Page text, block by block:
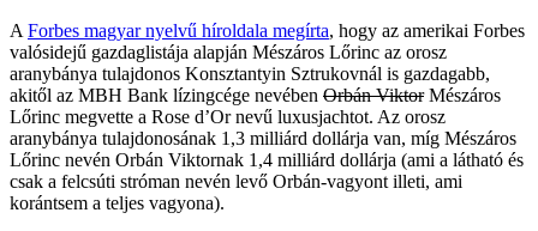
A Forbes magyar nyelvű híroldala megírta, hogy az amerikai Forbes
valósidejű gazdaglistája alapján Mészáros Lőrinc az orosz
aranybánya tulajdonos Konsztantyin Sztrukovnál is gazdagabb,
akitől az MBH Bank lízingcége nevében Orbán ViktorMészáros
Lőrinc megvette a Rose d’Or nevű luxusjachtot. Az orosz
aranybánya tulajdonosának 1,3 milliárd dollárja van, míg Mészáros
Lőrinc nevén Orbán Viktornak 1,4 milliárd dollárja (ami a látható és
csak a felcsúti stróman nevén levő Orbán-vagyont illeti, ami
korántsem a teljes vagyona).